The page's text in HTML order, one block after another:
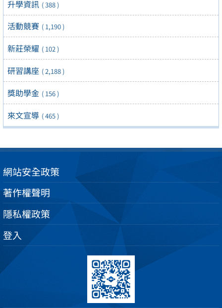
升學資訊 ( 388 )
活動競賽 ( 1,190 )
新莊榮耀 ( 102 )
研習講座 ( 2,188 )
獎助學金 ( 156 )
來文宣導 ( 465 )
網站安全政策
著作權聲明
隱私權政策
登入